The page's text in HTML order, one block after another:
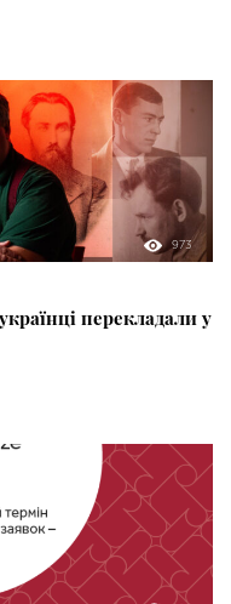
973
перекладали у